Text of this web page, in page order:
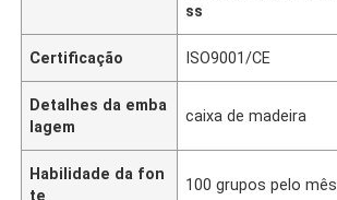
ss
Certificação ISO9001/CE
Detalhes da emba
lagem
caixa de madeira
Habilidade da fon
te
100 grupos pelo mês